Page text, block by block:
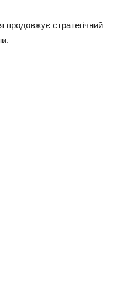
продовжує стратегічний